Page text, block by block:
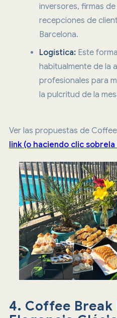
inversores, firmas
recepciones de
Barcelona.
Logística:Este
habitualmente de la
profesionales para
la pulcritud de la
Ver las propuestas de
link (o haciendo clic sobrela
4. Coffee Break